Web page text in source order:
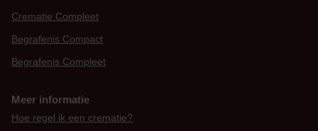
Crematie Compleet
Begrafenis Compact
Begrafenis Compleet
Meer informatie
Hoe regel ik een crematie?